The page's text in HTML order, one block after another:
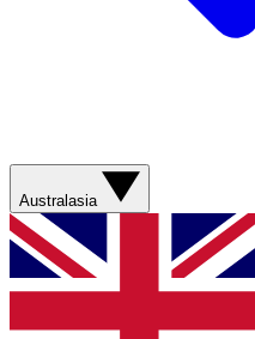
Australasia